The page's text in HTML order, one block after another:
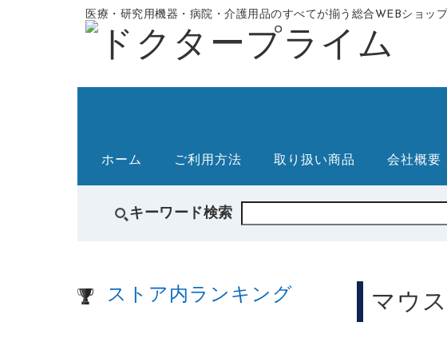
医療・研究用機器・病院・介護用品のすべてが揃う総合WEBショップ
ホーム ご利用方法 取り扱い商品 会社概要
キーワード検索
マウス
ストア内ランキング